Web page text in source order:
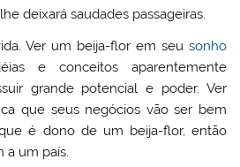
deixará saudades passageiras.
Ver um beija-flor em seu sonho
e conceitos aparentemente
grande potencial e poder. Ver
que seus negócios vão ser bem
é dono de um beija-flor, então
a um país.